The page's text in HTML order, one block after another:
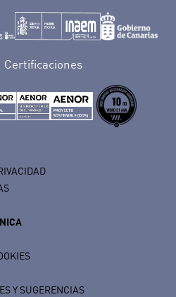
Certificaciones
Y SUGERENCIAS